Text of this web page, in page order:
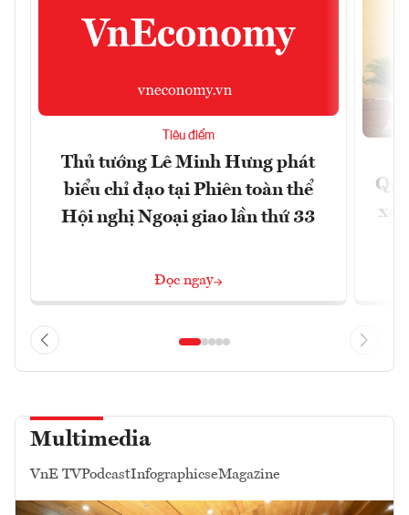
Tiêu điểm
Thủ tướng Lê Minh Hưng phát
biểu chỉ đạo tại Phiên toàn thể
Hội nghị Ngoại giao lần thứ 33
Đọc ngay
Multimedia
VnE TVPodcastInfographicseMagazine